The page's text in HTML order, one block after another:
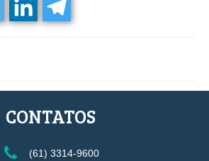
CONTATOS
(61) 3314-9600